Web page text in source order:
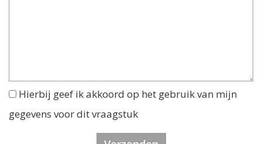
Hierbij geef ik akkoord op het gebruik van mijn
gegevens voor dit vraagstuk